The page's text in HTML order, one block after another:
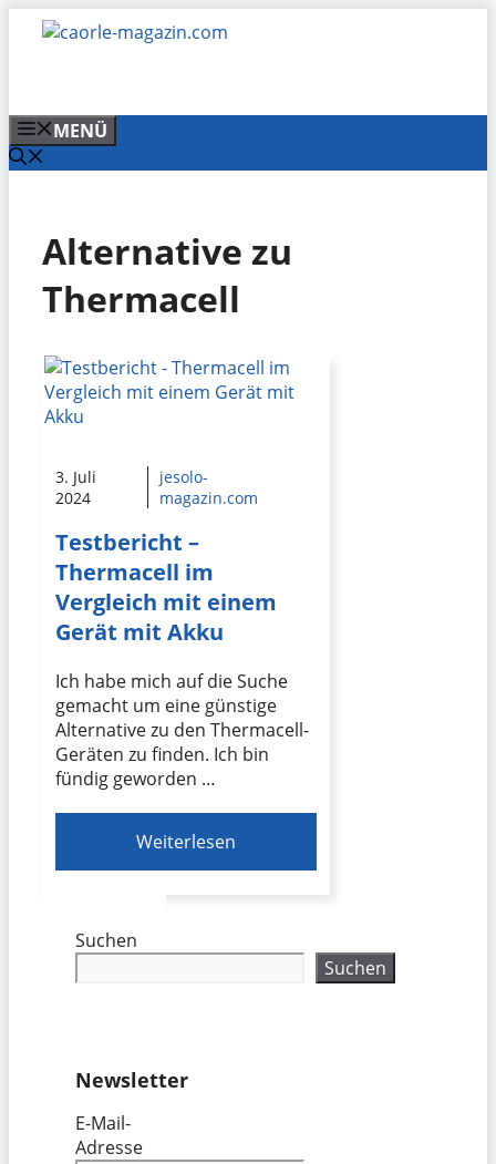
Zum
Inhalt
MENÜ
Alternative zu
Thermacell
3. Juli
2024
jesolo-
magazin.com
Testbericht –
Thermacell im
Vergleich mit einem
Gerät mit Akku
Ich habe mich auf die Suche
gemacht um eine günstige
Alternative zu den Thermacell-
Geräten zu finden. Ich bin
fündig geworden …
Weiterlesen
Suchen
Suchen
Newsletter
E-Mail-
Adresse